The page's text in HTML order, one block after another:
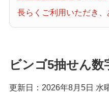
初めての方へ
長らくご利用いただき、
ビンゴ5抽せん数
更新日：2026年8月5日 水